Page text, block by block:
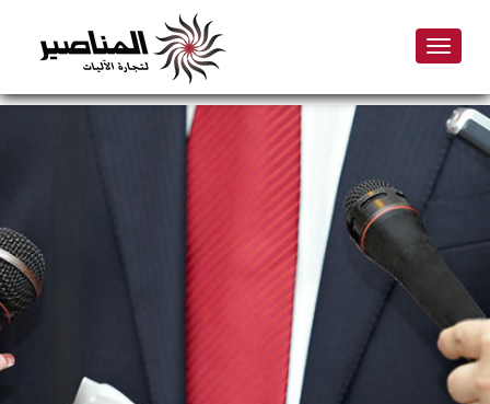
Skip
to
main
content
Toggle
navigation